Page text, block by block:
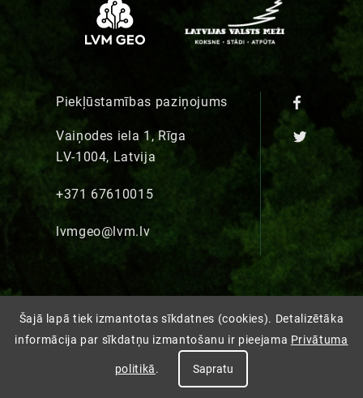
Piekļūstamības paziņojums
Vaiņodes iela 1, Rīga
LV-1004, Latvija
+371 67610015
lvmgeo@lvm.lv
Šajā lapā tiek izmantotas sīkdatnes (cookies). Detalizētāka
informācija par sīkdatņu izmantošanu ir pieejama Privātuma
politikā. Sapratu